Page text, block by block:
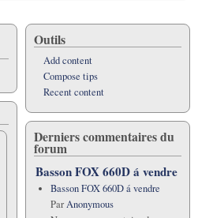
Outils
Add content
Compose tips
Recent content
Derniers commentaires du
forum
Basson FOX 660D á vendre
Basson FOX 660D á vendre
ParAnonymous